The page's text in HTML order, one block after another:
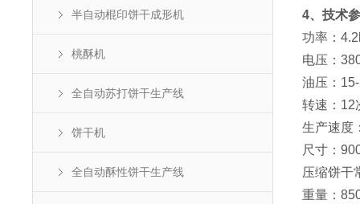
半自动棍印饼干成形机
桃酥机
全自动苏打饼干生产线
饼干机
全自动酥性饼干生产线
4、技术
功率：
电压：
油压：
转速：12
生产速度
尺寸：
压缩饼干
重量：